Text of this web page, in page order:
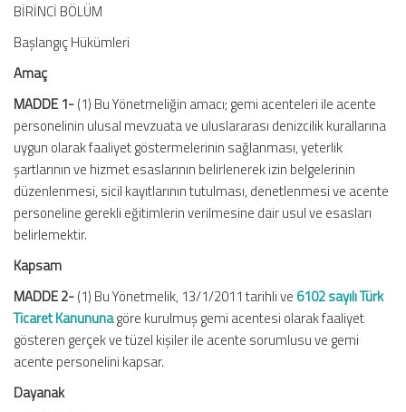
BİRİNCİ BÖLÜM
Başlangıç Hükümleri
Amaç
MADDE 1-(1) Bu Yönetmeliğin amacı; gemi acenteleri ile acente
personelinin ulusal mevzuata ve uluslararası denizcilik kurallarına
uygun olarak faaliyet göstermelerinin sağlanması, yeterlik
şartlarının ve hizmet esaslarının belirlenerek izin belgelerinin
düzenlenmesi, sicil kayıtlarının tutulması, denetlenmesi ve acente
personeline gerekli eğitimlerin verilmesine dair usul ve esasları
belirlemektir.
Kapsam
MADDE 2-(1) Bu Yönetmelik, 13/1/2011 tarihli ve 6102 sayılı Türk
Ticaret Kanununagöre kurulmuş gemi acentesi olarak faaliyet
gösteren gerçek ve tüzel kişiler ile acente sorumlusu ve gemi
acente personelini kapsar.
Dayanak